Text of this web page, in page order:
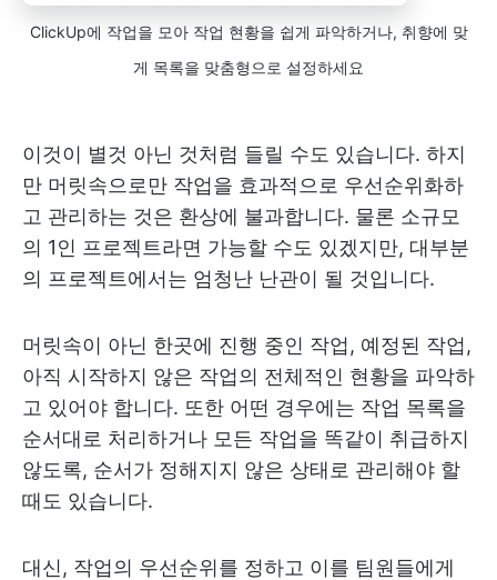
ClickUp에 작업을 모아 작업 현황을 쉽게 파악하거나, 취향에 맞
게 목록을 맞춤형으로 설정하세요
이것이 별것 아닌 것처럼 들릴 수도 있습니다. 하지
만 머릿속으로만 작업을 효과적으로 우선순위화하
고 관리하는 것은 환상에 불과합니다. 물론 소규모
의 1인 프로젝트라면 가능할 수도 있겠지만, 대부분
의 프로젝트에서는 엄청난 난관이 될 것입니다.
머릿속이 아닌 한곳에 진행 중인 작업, 예정된 작업,
아직 시작하지 않은 작업의 전체적인 현황을 파악하
고 있어야 합니다. 또한 어떤 경우에는 작업 목록을
순서대로 처리하거나 모든 작업을 똑같이 취급하지
않도록, 순서가 정해지지 않은 상태로 관리해야 할
때도 있습니다.
대신, 작업의 우선순위를 정하고 이를 팀원들에게